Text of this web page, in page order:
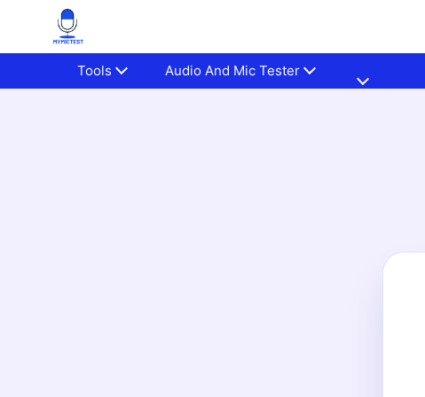
Tools Audio And Mic Tester